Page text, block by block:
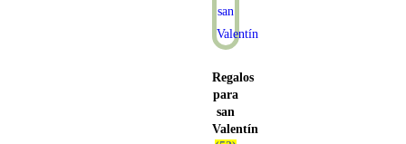
Regalos
para
san
Valentín